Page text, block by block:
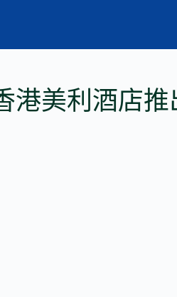
港美利酒店推